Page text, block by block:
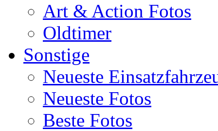
Art & Action Fotos
Oldtimer
Sonstige
Neueste
Neueste Fotos
Beste Fotos